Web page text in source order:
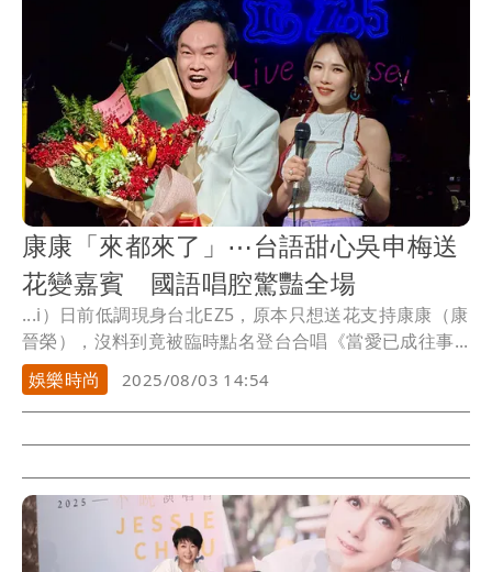
康康「來都來了」⋯台語甜心吳申梅送
花變嘉賓 國語唱腔驚豔全場
...i）日前低調現身台北EZ5，原本只想送花支持康康（康
晉榮），沒料到竟被臨時點名登台合唱《當愛已成往事...
娛樂時尚
2025/08/03 14:54